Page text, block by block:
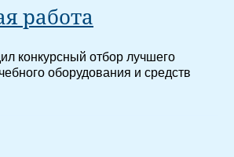
работа
конкурсный отбор лучшего
оборудования и средств